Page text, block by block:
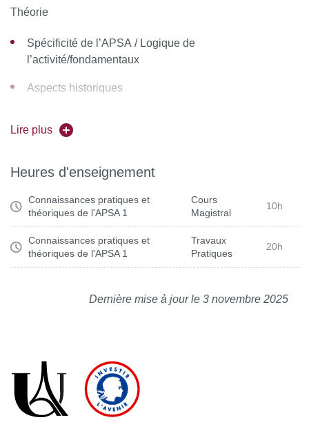
Théorie
Spécificité de l’APSA / Logique de
l’activité/fondamentaux
Aspects historiques
Terminologie/vocabulaire
Technique/tactique/biomécanique
Lire plus
Heures d'enseignement
Connaissances pratiques et
théoriques de l'APSA 1
Cours
Magistral
10h
Connaissances pratiques et
théoriques de l'APSA 1
Travaux
Pratiques
20h
Dernière mise à jour le 3 novembre 2025